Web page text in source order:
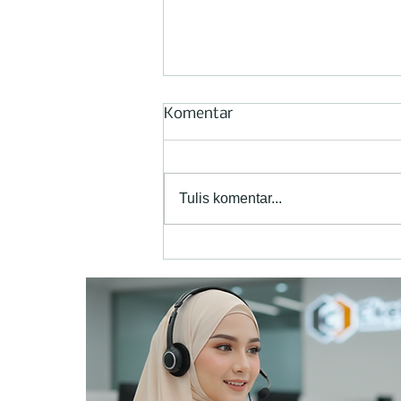
Pembuatan Kapal Kayu
Baru
Komentar
Tulis komentar...